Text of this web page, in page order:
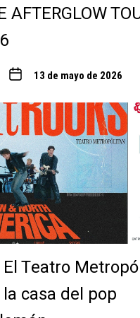
AFTERGLOW
13 de mayo de 2026
Teatro
casa del pop